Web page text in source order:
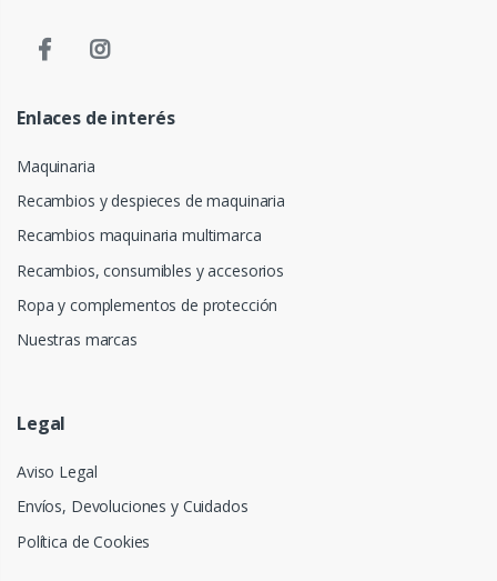
Enlaces de interés
Maquinaria
Recambios y despieces de maquinaria
Recambios maquinaria multimarca
Recambios, consumibles y accesorios
Ropa y complementos de protección
Nuestras marcas
Legal
Aviso Legal
Envíos, Devoluciones y Cuidados
Política de Cookies